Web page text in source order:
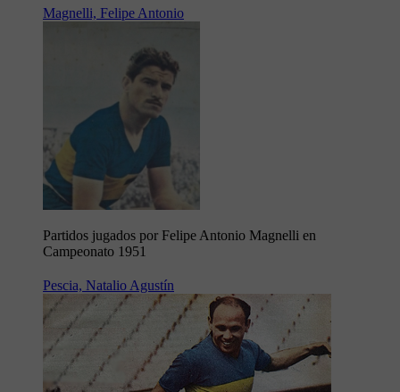
Magnelli, Felipe Antonio
Partidos jugados por Felipe Antonio Magnelli en
Campeonato 1951
Pescia, Natalio Agustín